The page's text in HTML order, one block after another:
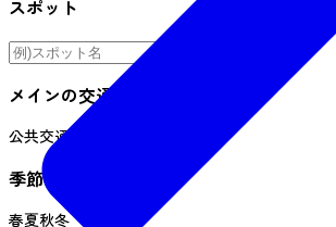
スポット
メインの交通手段
公共交通機関
季節
春夏秋冬